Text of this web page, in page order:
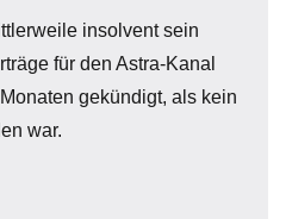
insolvent sein
für den Astra-Kanal
gekündigt, als kein
war.